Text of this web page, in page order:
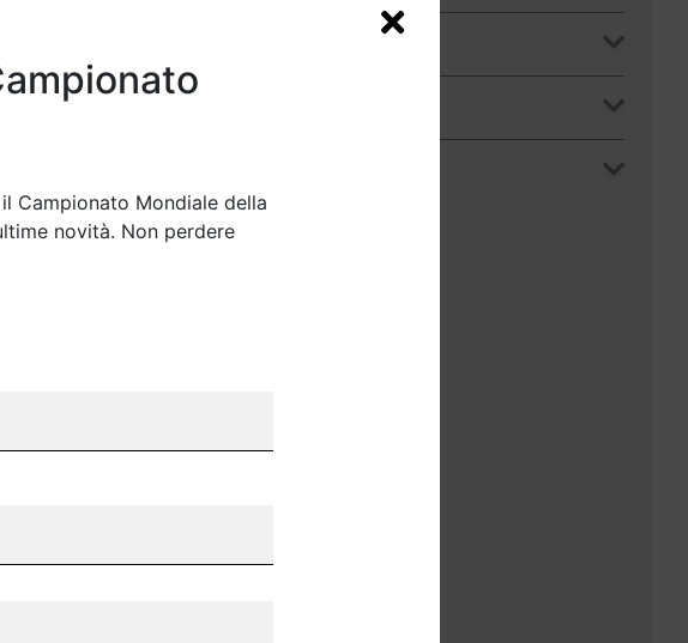
Campionato Mondiale della
novità. Non perdere